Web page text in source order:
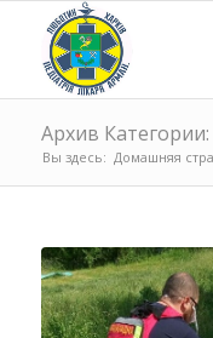
Архив
Вы здесь: Домашняя